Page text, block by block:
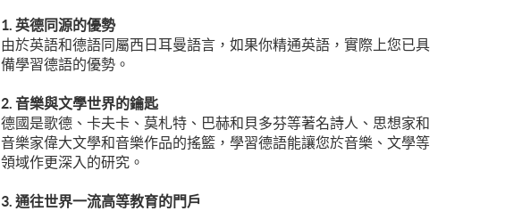
1. 英德同源的優勢
由於英語和德語同屬西日耳曼語言，如果你精通英語，實際上您已具
備學習德語的優勢。
2. 音樂與文學世界的鑰匙
德國是歌德、卡夫卡、莫札特、巴赫和貝多芬等著名詩人、思想家和
音樂家偉大文學和音樂作品的搖籃，學習德語能讓您於音樂、文學等
領域作更深入的研究。
3. 通往世界一流高等教育的門戶